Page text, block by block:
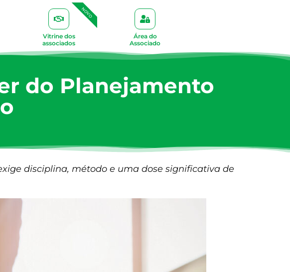
Vitrine dos
associados
NOVO
Área do
Associado
do Planejamento
disciplina, método e uma dose significativa de